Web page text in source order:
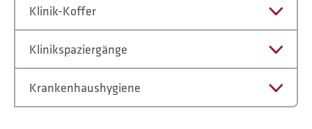
Klinik-Koffer
Klinikspaziergänge
Krankenhaushygiene